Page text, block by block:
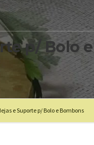
p/ Bolo
e Suporte p/ Bolo e Bombons